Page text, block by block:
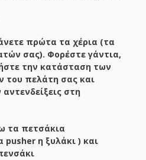
πρώτα τα χέρια (τα
σας). Φορέστε γάντια,
την κατάσταση των
του πελάτη σας και
στη
τα πετσάκια
pusher η ξυλάκι ) και